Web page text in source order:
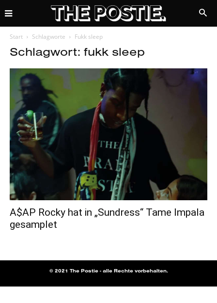
Start Schlagworte Fukk sleep
Schlagwort: fukk sleep
A$AP Rocky hat in „Sundress“ Tame Impala
gesamplet
© 2021 The Postie - alle Rechte vorbehalten.